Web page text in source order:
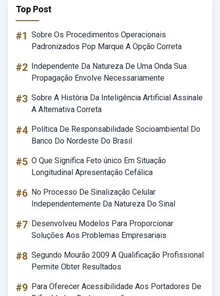
Top Post
#1 Sobre Os Procedimentos Operacionais
Padronizados Pop Marque A Opção Correta
#2 Independente Da Natureza De Uma Onda Sua
Propagação Envolve Necessariamente
#3 Sobre A História Da Inteligência Artificial Assinale
A Alternativa Correta
#4 Política De Responsabilidade Socioambiental Do
Banco Do Nordeste Do Brasil
#5 O Que Significa Feto único Em Situação
Longitudinal Apresentação Cefálica
#6 No Processo De Sinalização Celular
Independentemente Da Natureza Do Sinal
#7 Desenvolveu Modelos Para Proporcionar
Soluções Aos Problemas Empresariais
#8 Segundo Mourão 2009 A Qualificação Profissional
Permite Obter Resultados
#9 Para Oferecer Acessibilidade Aos Portadores De